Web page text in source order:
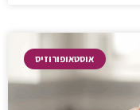
אוסטאופורוזיס